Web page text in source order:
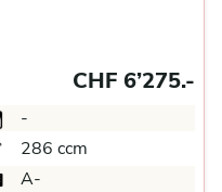
CHF 6’275.-
-
286 ccm
A-